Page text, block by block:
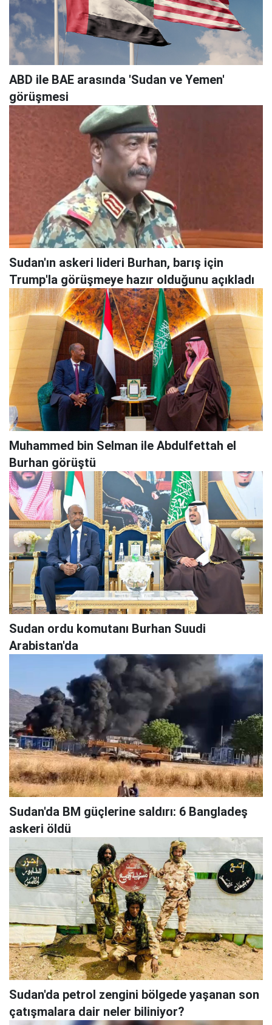
ABD ile BAE arasında 'Sudan ve Yemen'
görüşmesi
Sudan'ın askeri lideri Burhan, barış için
Trump'la görüşmeye hazır olduğunu açıkladı
Muhammed bin Selman ile Abdulfettah el
Burhan görüştü
Sudan ordu komutanı Burhan Suudi
Arabistan'da
Sudan'da BM güçlerine saldırı: 6 Bangladeş
askeri öldü
Sudan'da petrol zengini bölgede yaşanan son
çatışmalara dair neler biliniyor?